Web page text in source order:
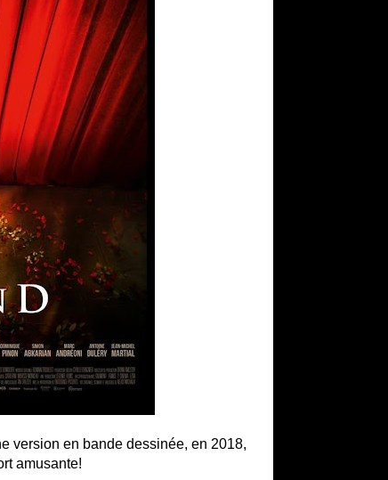
version en bande dessinée, en 2018,
amusante!